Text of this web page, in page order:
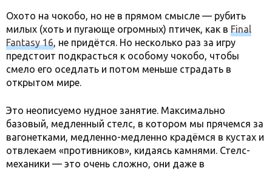
Охото на чокобо, но не в прямом смысле — рубить
милых (хоть и пугающе огромных) птичек, как в Final
Fantasy 16, не придётся. Но несколько раз за игру
предстоит подкрасться к особому чокобо, чтобы
смело его оседлать и потом меньше страдать в
открытом мире.
Это неописуемо нудное занятие. Максимально
базовый, медленный стелс, в котором мы прячемся за
вагонетками, медленно-медленно крадёмся в кустах и
отвлекаем «противников», кидаясь камнями. Стелс-
механики — это очень сложно, они даже в